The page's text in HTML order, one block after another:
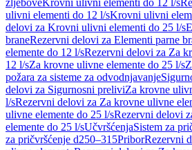
žljeboveKrovni ulivni elementi do 12 l/s
ulivni elementi do 12 l/sKrovni ulivni
delovi za Krovni ulivni elementi do 25 l/s
braneRezervni delovi za Elementi parne
elemente do 12 l/sRezervni delovi za Za
12 l/sZa krovne ulivne elemente do 25 l/s
požara za sisteme za odvodnjavanje
delovi za Sigurnosni preliviZa krovne
l/sRezervni delovi za Za krovne ulivne
ulivne elemente do 25 l/sRezervni delovi
elemente do 25 l/sUčvršćenjaSistem za
za pričvršćenje d250–315PriborRezervni